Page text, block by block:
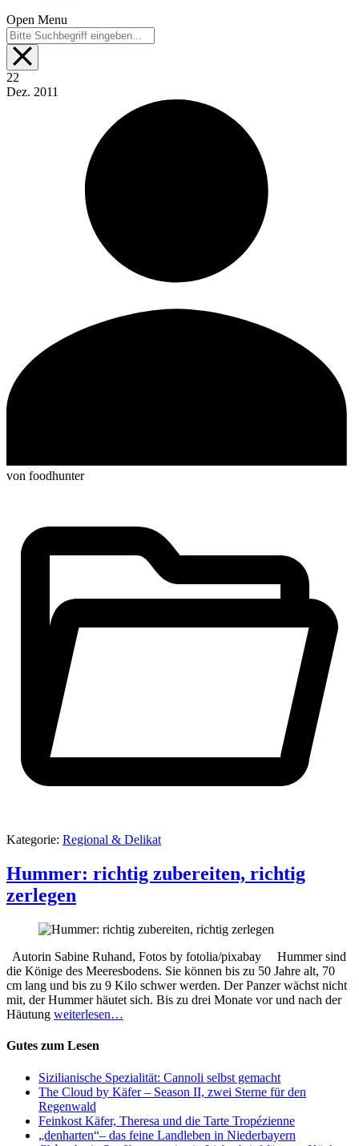
Open Menu
22
Dez. 2011
von foodhunter
Kategorie: Regional & Delikat
Hummer: richtig zubereiten, richtig
zerlegen
Autorin Sabine Ruhand, Fotos by fotolia/pixabay Hummer sind
die Könige des Meeresbodens. Sie können bis zu 50 Jahre alt, 70
cm lang und bis zu 9 Kilo schwer werden. Der Panzer wächst nicht
mit, der Hummer häutet sich. Bis zu drei Monate vor und nach der
Häutung weiterlesen…
Gutes zum Lesen
Sizilianische Spezialität: Cannoli selbst gemacht
The Cloud by Käfer – Season II, zwei Sterne für den
Regenwald
Feinkost Käfer, Theresa und die Tarte Tropézienne
„denharten“– das feine Landleben in Niederbayern